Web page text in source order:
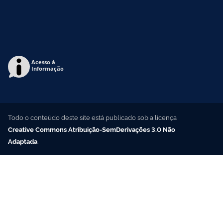
Acesso à
Informação
Todo o conteúdo deste site está publicado sob a licença
Creative Commons Atribuição-SemDerivações 3.0 Não
Adaptada